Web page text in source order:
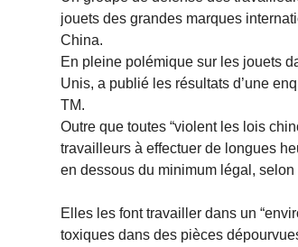
jouets des grandes marques
China.
En pleine polémique sur les jouets
Unis, a publié les résultats d’une
TM.
Outre que toutes “violent les lois
travailleurs à effectuer de longues
en dessous du minimum légal, selon
Elles les font travailler dans un
toxiques dans des pièces